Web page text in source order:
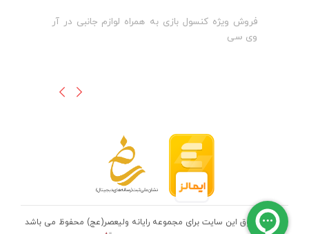
فروش ویژه کنسول بازی به همراه لوازم جانبی در آر
وی سی
تمامی حقوق این سایت برای مجموعه رایانه ولیعصر(عج) محفوظ می باشد